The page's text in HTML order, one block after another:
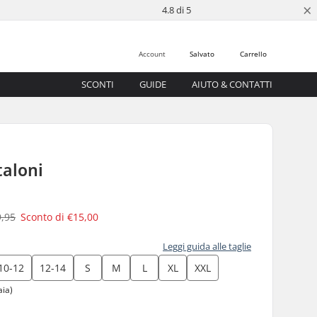
4.8 di 5 ×
Carrello
Salvato
Account
SCONTI GUIDE AIUTO & CONTATTI
Sconto di€15,00
Leggi guida alle taglie
12 12-14 S M L XL XXL